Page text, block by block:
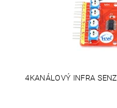
4KANÁLOVÝ INFRA